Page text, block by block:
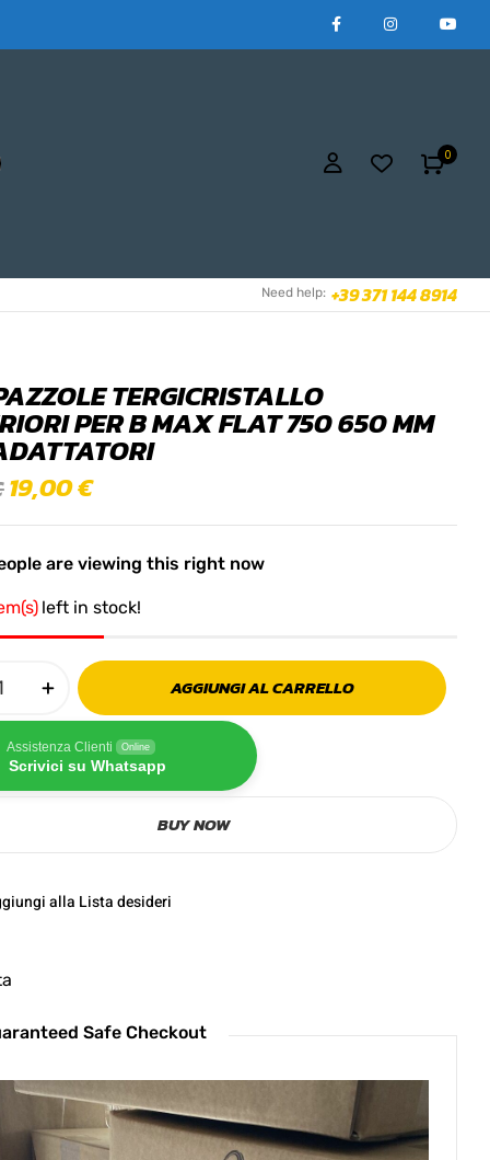
0
Need help: +39 371 144 8914
TERGICRISTALLO
PER B MAX FLAT 750 650 MM
19,00€
are viewing this right now
left in stock!
AGGIUNGI AL CARRELLO
Assistenza Clienti Online
Scrivici su Whatsapp
BUY NOW
alla Lista desideri
Safe Checkout